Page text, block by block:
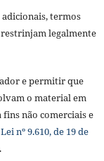
termos
legalmente
e permitir que
o material em
não comerciais e
Lei nº 9.610, de 19 de